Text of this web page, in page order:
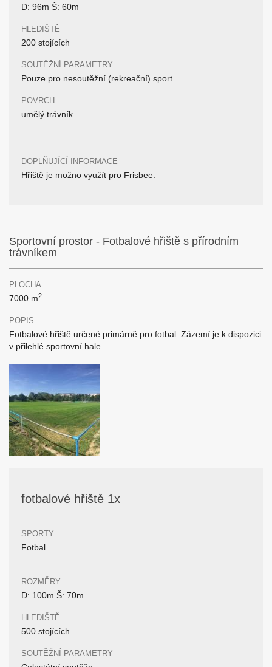
D: 96m Š: 60m
HLEDIŠTĚ
200 stojících
SOUTĚŽNÍ PARAMETRY
Pouze pro nesoutěžní (rekreační) sport
POVRCH
umělý trávník
DOPLŇUJÍCÍ INFORMACE
Hřiště je možno využít pro Frisbee.
Sportovní prostor - Fotbalové hřiště s přírodním
trávníkem
PLOCHA
7000 m2
POPIS
Fotbalové hřiště určené primárně pro fotbal. Zázemí je k dispozici
v přilehlé sportovní hale.
fotbalové hřiště 1x
SPORTY
Fotbal
ROZMĚRY
D: 100m Š: 70m
HLEDIŠTĚ
500 stojících
SOUTĚŽNÍ PARAMETRY